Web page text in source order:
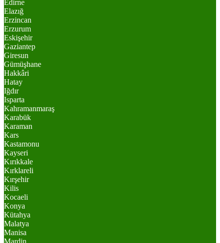
Edirne
Elazığ
Erzincan
Erzurum
Eskişehir
Gaziantep
Giresun
Gümüşhane
Hakkâri
Hatay
Iğdır
Isparta
Kahramanmaraş
Karabük
Karaman
Kars
Kastamonu
Kayseri
Kırıkkale
Kırklareli
Kırşehir
Kilis
Kocaeli
Konya
Kütahya
Malatya
Manisa
Mardin